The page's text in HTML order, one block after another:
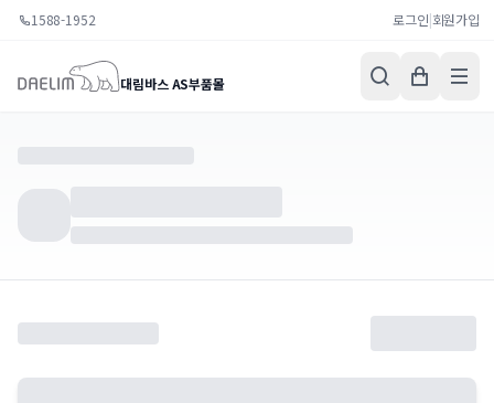
1588-1952 로그인|회원가입
대림바스 AS부품몰